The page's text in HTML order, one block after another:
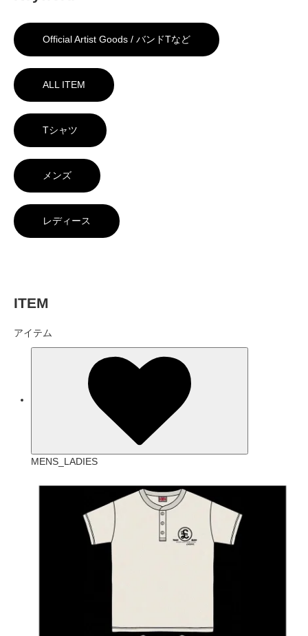
Official Artist Goods / バンドTなど
ALL ITEM
Tシャツ
メンズ
レディース
ITEM
アイテム
MENS_LADIES